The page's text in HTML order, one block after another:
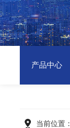
产品中心
当前位置：